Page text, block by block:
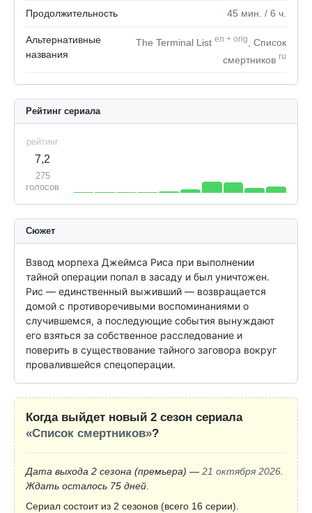
Продолжительность 45 мин. / 6 ч.
Альтернативные
названия
The Terminal List en + orig
, Список
смертников ru
Рейтинг сериала
рейтинг
7,2
275
голосов
Сюжет
Взвод морпеха Джеймса Риса при выполнении
тайной операции попал в засаду и был уничтожен.
Рис — единственный выживший — возвращается
домой с противоречивыми воспоминаниями о
случившемся, а последующие события вынуждают
его взяться за собственное расследование и
поверить в существование тайного заговора вокруг
провалившейся спецоперации.
Когда выйдет новый 2 сезон сериала
«Список смертников»?
Дата выхода 2 сезона (премьера) — 21 октября 2026.
Ждать осталось 75 дней.
Сериал состоит из 2 сезонов (всего 16 серии).